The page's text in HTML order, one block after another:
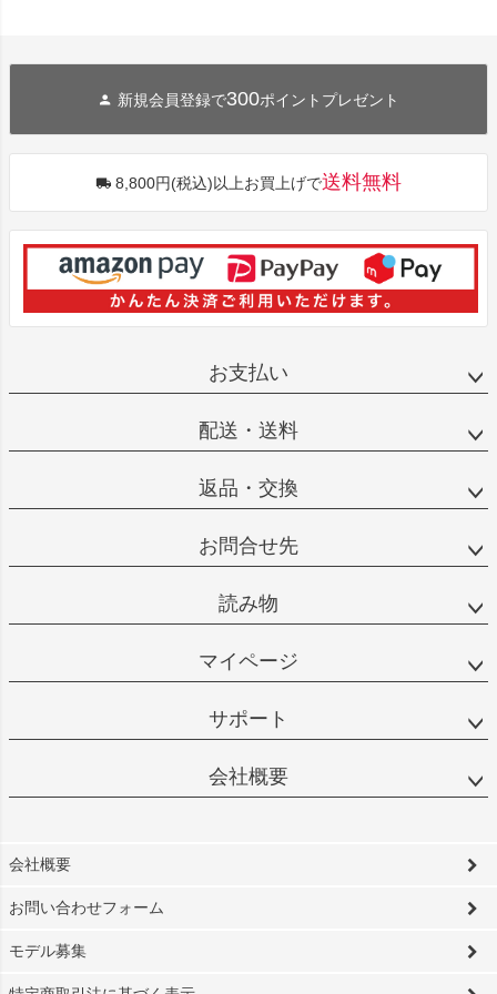
新規会員登録で300ポイントプレゼント
8,800円(税込)以上お買上げで送料無料
お支払い
配送・送料
返品・交換
お問合せ先
読み物
マイページ
サポート
会社概要
会社概要
お問い合わせフォーム
モデル募集